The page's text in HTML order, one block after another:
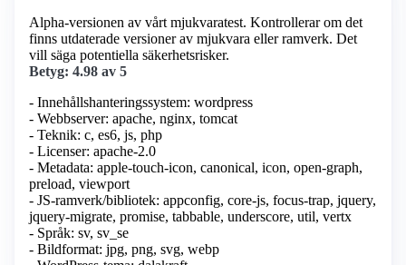
Alpha-versionen av vårt mjukvaratest. Kontrollerar om det
finns utdaterade versioner av mjukvara eller ramverk. Det
vill säga potentiella säkerhetsrisker.
Betyg: 4.98 av 5
- Innehållshanteringssystem: wordpress
- Webbserver: apache, nginx, tomcat
- Teknik: c, es6, js, php
- Licenser: apache-2.0
- Metadata: apple-touch-icon, canonical, icon, open-graph,
preload, viewport
- JS-ramverk/bibliotek: appconfig, core-js, focus-trap, jquery,
jquery-migrate, promise, tabbable, underscore, util, vertx
- Språk: sv, sv_se
- Bildformat: jpg, png, svg, webp